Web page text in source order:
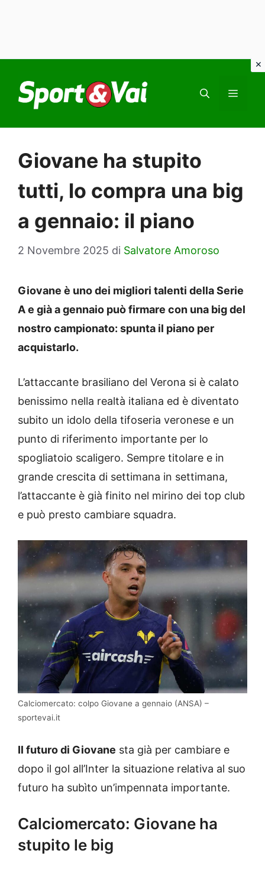
contenuto
Giovane ha stupito
tutti, lo compra una big
a gennaio: il piano
2 Novembre 2025 di Salvatore Amoroso
Giovane è uno dei migliori talenti della Serie
A e già a gennaio può firmare con una big del
nostro campionato: spunta il piano per
acquistarlo.
L’attaccante brasiliano del Verona si è calato
benissimo nella realtà italiana ed è diventato
subito un idolo della tifoseria veronese e un
punto di riferimento importante per lo
spogliatoio scaligero. Sempre titolare e in
grande crescita di settimana in settimana,
l’attaccante è già finito nel mirino dei top club
e può presto cambiare squadra.
Calciomercato: colpo Giovane a gennaio (ANSA) –
sportevai.it
Il futuro di Giovane sta già per cambiare e
dopo il gol all’Inter la situazione relativa al suo
futuro ha subìto un’impennata importante.
Calciomercato: Giovane ha
stupito le big